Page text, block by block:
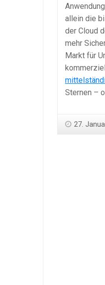
allein die
der Cloud
mehr
Markt für
Sternen –
27.